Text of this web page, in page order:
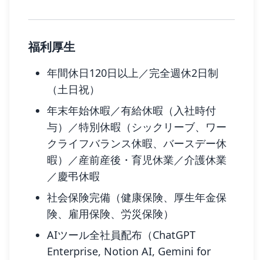
福利厚生
年間休日120日以上／完全週休2日制
（土日祝）
年末年始休暇／有給休暇（入社時付
与）／特別休暇（シックリーブ、ワー
クライフバランス休暇、バースデー休
暇）／産前産後・育児休業／介護休業
／慶弔休暇
社会保険完備（健康保険、厚生年金保
険、雇用保険、労災保険）
AIツール全社員配布（ChatGPT
Enterprise, Notion AI, Gemini for